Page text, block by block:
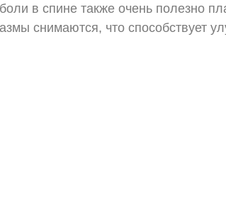
в спине также очень полезно
снимаются, что способствует